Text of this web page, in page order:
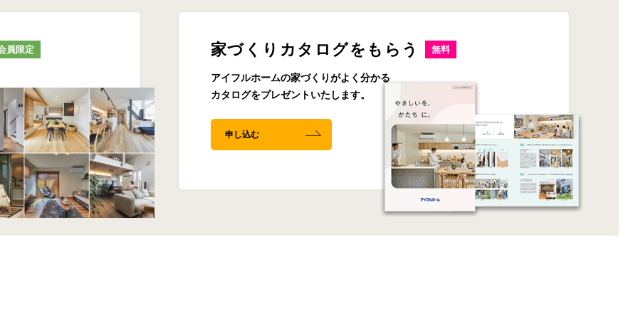
員限定 家づくりカタログをもらう 無料
アイフルホームの家づくりがよく分かる
カタログをプレゼントいたします。
申し込む